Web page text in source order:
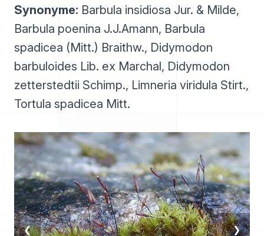
Synonyme: Barbula insidiosa Jur. & Milde,
Barbula poenina J.J.Amann, Barbula
spadicea (Mitt.) Braithw., Didymodon
barbuloides Lib. ex Marchal, Didymodon
zetterstedtii Schimp., Limneria viridula Stirt.,
Tortula spadicea Mitt.
❮ ❯